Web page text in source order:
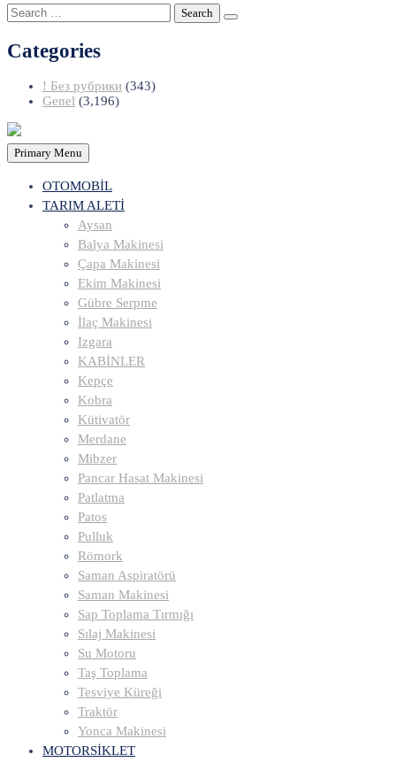
Search
for:
Categories
! Без рубрики (343)
Genel (3,196)
Primary Menu
OTOMOBİL
TARIM ALETİ
Aysan
Balya Makinesi
Çapa Makinesi
Ekim Makinesi
Gübre Serpme
İlaç Makinesi
Izgara
KABİNLER
Kepçe
Kobra
Kütivatör
Merdane
Mibzer
Pancar Hasat Makinesi
Patlatma
Patos
Pulluk
Römork
Saman Aspiratörü
Saman Makinesi
Sap Toplama Tırmığı
Sılaj Makinesi
Su Motoru
Taş Toplama
Tesviye Küreği
Traktör
Yonca Makinesi
MOTORSİKLET